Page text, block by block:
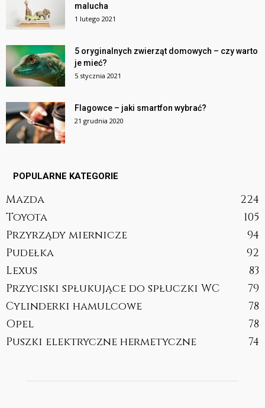
malucha
1 lutego 2021
5 oryginalnych zwierząt domowych – czy warto
je mieć?
5 stycznia 2021
Flagowce – jaki smartfon wybrać?
21 grudnia 2020
POPULARNE KATEGORIE
Mazda
224
Toyota
105
Przyrządy miernicze
94
Pudełka
92
Lexus
83
Przyciski spłukujące do spłuczki WC
79
Cylinderki hamulcowe
78
Opel
78
Puszki elektryczne hermetyczne
74